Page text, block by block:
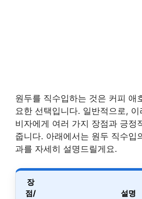
원두를 직수입하는 것은 커피 애
요한 선택입니다. 일반적으로,
비자에게 여러 가지 장점과 긍정
줍니다. 아래에서는 원두 직수입
과를 자세히 설명드릴게요.
장
점/
설명